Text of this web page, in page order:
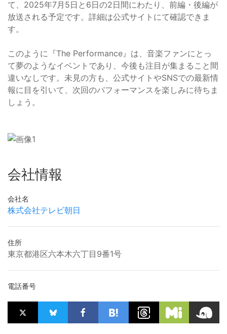
て、2025年7月5日と6日の2日間にわたり、前編・後編が
放送される予定です。詳細は公式サイトにて確認できま
す。
このように『The Performance』は、音楽ファンにとっ
て夢のようなイベントであり、今後も注目が集まること間
違いなしです。未見の方も、公式サイトやSNSでの最新情
報に目を引いて、次回のパフォーマンスを楽しみに待ちま
しょう。
会社情報
会社名
株式会社テレビ朝日
住所
東京都港区六本木六丁目9番1号
電話番号